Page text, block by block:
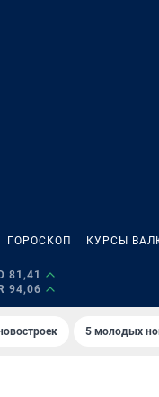
ГОРОСКОП КУРСЫ
81,41
94,06
5 молодых